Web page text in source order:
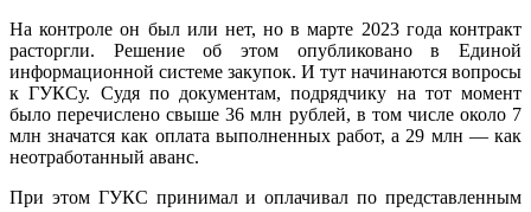
На контроле он был или нет, но в марте 2023 года контракт
расторгли. Решение об этом опубликовано в Единой
информационной системе закупок. И тут начинаются вопросы
к ГУКСу. Судя по документам, подрядчику на тот момент
было перечислено свыше 36 млн рублей, в том числе около 7
млн значатся как оплата выполненных работ, а 29 млн — как
неотработанный аванс.
При этом ГУКС принимал и оплачивал по представленным